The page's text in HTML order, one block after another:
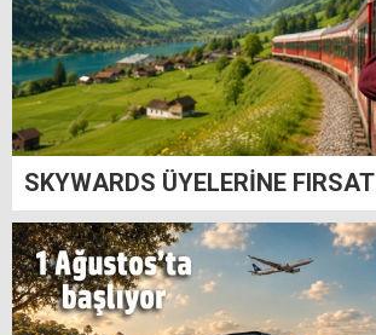
SKYWARDS ÜYELERİNE FIRSAT